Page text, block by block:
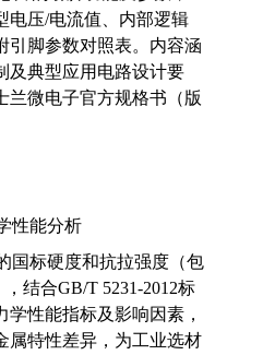
电压/电流值、内部逻辑
引脚参数对照表。内容涵
及典型应用电路设计要
兰微电子官方规格书（版
性能分析
国标硬度和抗拉强度（包
结合GB/T 5231-2012标
性能指标及影响因素，
属特性差异，为工业选材